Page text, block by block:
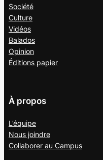
Société
Culture
Vidéos
Balados
Opinion
Éditions papier
À propos
L’équipe
Nous joindre
Collaborer au Campus